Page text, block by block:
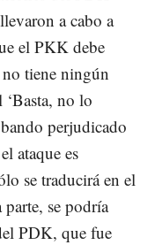
a cabo a
el PKK debe
tiene ningún
no lo
perjudicado
ataque es
se traducirá en el
se podría
PDK, que fue